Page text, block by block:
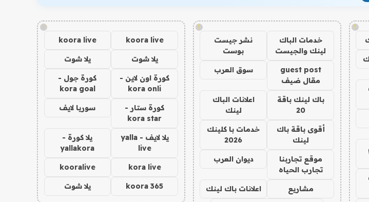
!
!
خدمات الباك
لينك والجيست
نشر جيست
بوست
guest post
مقال ضيف
سوق العرب
باك لينك باقة
20
اعلانات الباك
لينك
أقوى باقة باك
لينك
خدمات با كلينك
2026
موقع تجاربنا
تجارب الحياه
ديوان العرب
مشاريع اعلانات باك لينك
!
koora live
koora live
يلا شوت يلا شوت
كورة اون لاين -
kora onli
كورة جول -
kora goal
كورة ستار -
kora star
سوريا لايف
يلا لايف - yalla
live
يلا كورة -
yallakora
kora live
kooralive
koora 365 يلا شوت